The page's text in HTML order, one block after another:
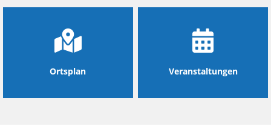
Ortsplan Veranstaltungen